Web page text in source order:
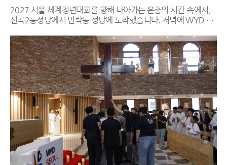
2027 서울 세계청년대회를 향해 나아가는 은총의 시간 속에서,
신곡2동성당에서 민락동 성당에 도착했습니다. 저녁에 WYD 십
전을 채운 청년들과 교우분들의 떼제 찬양 소리, 그리고 WYD 상
징 물 (십자가, 성모성화) 앞에서 마음 깊이 바친 경배 예식은 민락
동 성당 공동체 의 영적인 힘을 채워주는 시간이었습니다. 함께 마
음 모아 준비하고, 기도해 주신 모든 분들께서 감사드립니다. 다
음날 민락동성당에서 다음순례지인 양주순교성지로 잘 보내드렸
습니다.^^ 특별히 WYD 분과와 청소년분과(청년회, 마태오
회), 남성총구역에도 깊이 감사드립니다.